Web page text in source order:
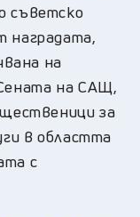
съветско
наградата,
на
на САЩ,
за
в областта
с